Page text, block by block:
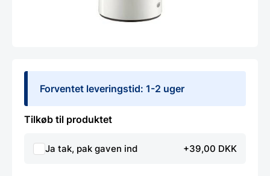
Forventet leveringstid: 1-2 uger
Tilkøb til produktet
Ja tak, pak gaven ind +39,00 DKK